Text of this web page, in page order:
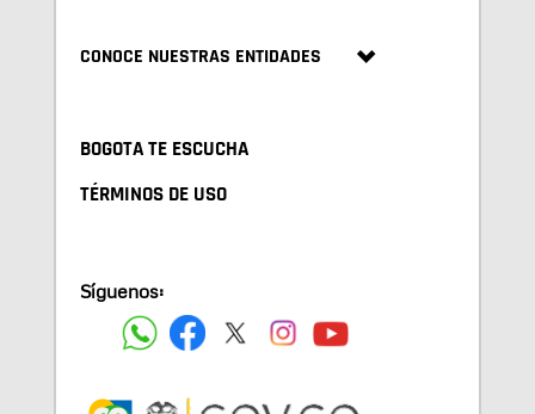
CONOCE NUESTRAS ENTIDADES
BOGOTA TE ESCUCHA
TÉRMINOS DE USO
Síguenos: